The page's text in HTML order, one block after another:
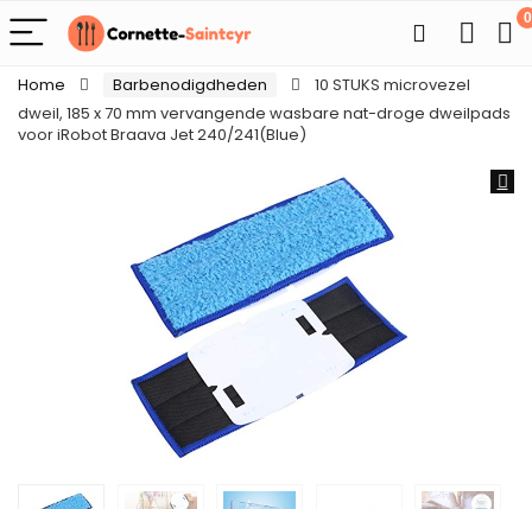
0
Home Barbenodigdheden
10 STUKS microvezel
dweil, 185 x 70 mm vervangende wasbare nat-droge dweilpads
voor iRobot Braava Jet 240/241(Blue)